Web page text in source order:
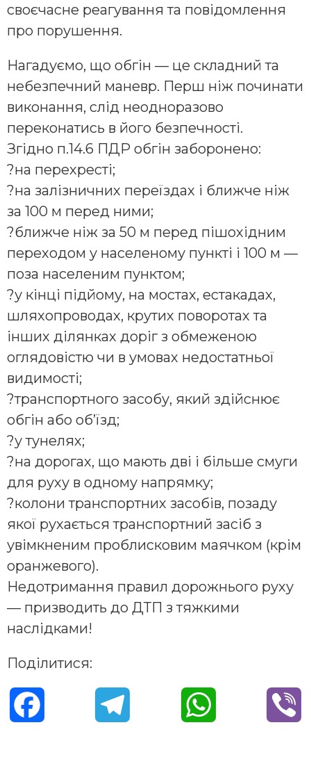
своєчасне реагування та повідомлення
про порушення.
Нагадуємо, що обгін — це складний та
небезпечний маневр. Перш ніж починати
виконання, слід неодноразово
переконатись в його безпечності.
Згідно п.14.6 ПДР обгін заборонено:
?на перехресті;
?на залізничних переїздах і ближче ніж
за 100 м перед ними;
?ближче ніж за 50 м перед пішохідним
переходом у населеному пункті і 100 м —
поза населеним пунктом;
?у кінці підйому, на мостах, естакадах,
шляхопроводах, крутих поворотах та
інших ділянках доріг з обмеженою
оглядовістю чи в умовах недостатньої
видимості;
?транспортного засобу, який здійснює
обгін або об’їзд;
?у тунелях;
?на дорогах, що мають дві і більше смуги
для руху в одному напрямку;
?колони транспортних засобів, позаду
якої рухається транспортний засіб з
увімкненим проблисковим маячком (крім
оранжевого).
Недотримання правил дорожнього руху
— призводить до ДТП з тяжкими
наслідками!
Поділитися: